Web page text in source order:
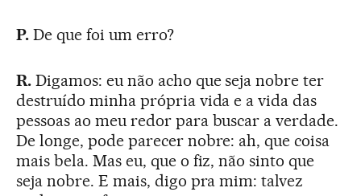
P. De que foi um erro?
R. Digamos: eu não acho que seja nobre ter
destruído minha própria vida e a vida das
pessoas ao meu redor para buscar a verdade.
De longe, pode parecer nobre: ah, que coisa
mais bela. Mas eu, que o fiz, não sinto que
seja nobre. E mais, digo pra mim: talvez